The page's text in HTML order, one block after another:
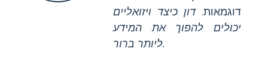
דוגמאות.דון כיצד ויזואליים
יכולים להפוך את המידע
ליותר ברור.